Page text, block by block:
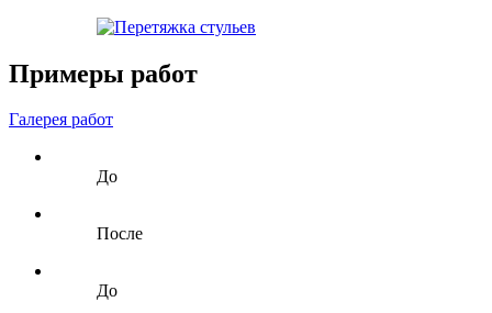
Примеры работ
Галерея работ
До
После
До